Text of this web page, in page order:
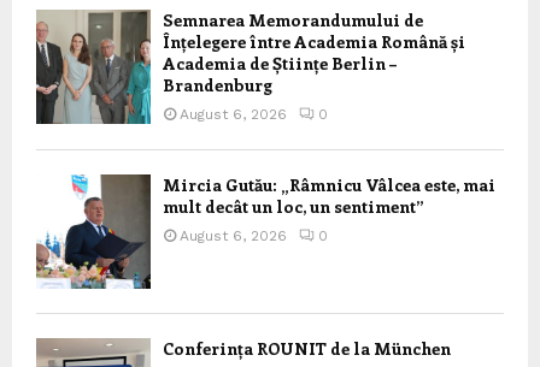
Semnarea Memorandumului de
Înțelegere între Academia Română și
Academia de Științe Berlin –
Brandenburg
August 6, 2026 0
Mircia Gutău: „Râmnicu Vâlcea este, mai
mult decât un loc, un sentiment”
August 6, 2026 0
Conferința ROUNIT de la München